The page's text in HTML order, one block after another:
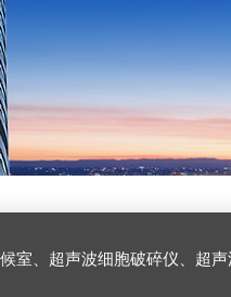
室、超声波细胞破碎仪、超